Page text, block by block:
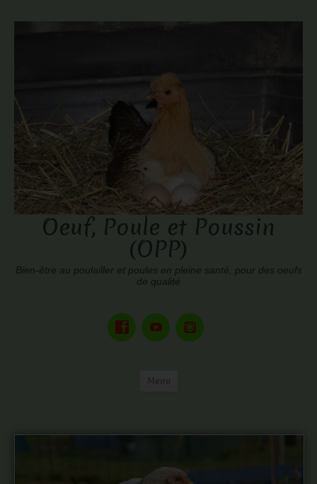
Oeuf, Poule et Poussin
(OPP)
Bien-être au poulailler et poules en pleine santé, pour des oeufs
de qualité